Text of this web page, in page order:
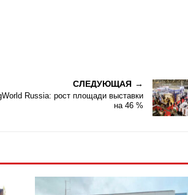
СЛЕДУЮЩАЯ
Russia: рост площади выставки
на 46 %